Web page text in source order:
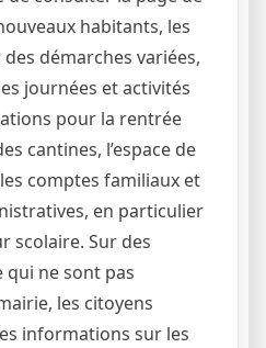
habitants, les
démarches variées,
journées et activités
pour la rentrée
cantines, l’espace de
comptes familiaux et
en particulier
scolaire. Sur des
ne sont pas
les citoyens
informations sur les